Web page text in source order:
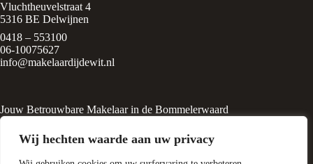
Wij hechten waarde aan uw privacy
Vluchtheuvelstraat 4
5316 BE Delwijnen
0418 – 553100
06-10075627
info@makelaardijdewit.nl
Jouw Betrouwbare Makelaar in de Bommelerwaard
rustige, groene dorp